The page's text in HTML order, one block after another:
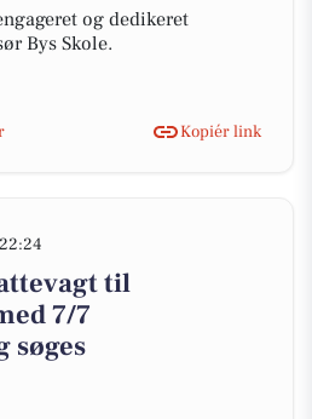
og dedikeret
Bys Skole.
Kopiér link
til
7/7
søges